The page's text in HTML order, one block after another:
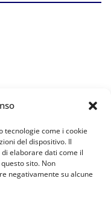
tecnologie come i cookie
del dispositivo. Il
elaborare dati come il
sito. Non
negativamente su alcune